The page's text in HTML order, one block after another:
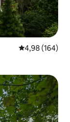
4,98 (164)